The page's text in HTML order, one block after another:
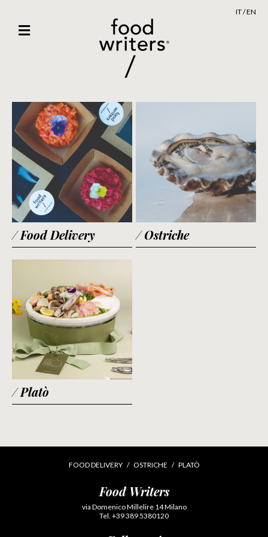
IT/EN
/ Food Delivery / Ostriche
/ Platò
FOOD DELIVERY OSTRICHE PLATÒ
Food Writers
via Domenico Millelire 14 Milano
Tel. +39 389 5380120